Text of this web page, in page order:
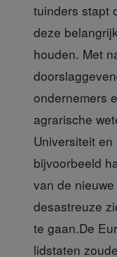
tuinders stapt
deze
houden. Met
ondernemers
agrarische
Universiteit
bijvoorbeeld
van de
desastreuze
te gaan.De
lidstaten